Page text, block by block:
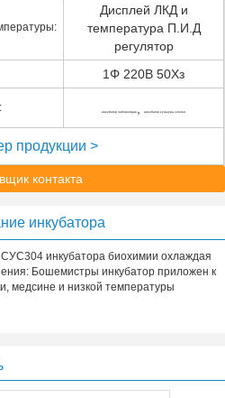
Дисплей ЛКД и
температура П.И.Д
регулятор
1Φ 220В 50Хз
инкубатор лаборатории инкубатор культуры клетки
продукции >
контакта
инкубатора
инкубатора биохимии охлаждая
Бошемистры инкубатор приложен к
медсине и низкой температуры